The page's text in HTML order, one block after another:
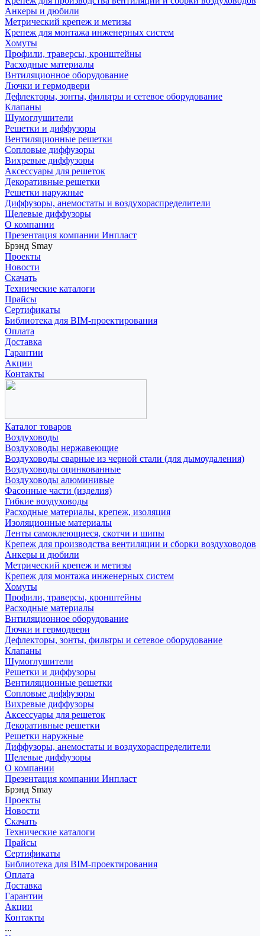
Анкеры и дюбили
Метрический крепеж и метизы
Крепеж для монтажа инженерных систем
Хомуты
Профили, траверсы, кронштейны
Расходные материалы
Внтиляционное оборудование
Лючки и гермодвери
Дефлекторы, зонты, фильтры и сетевое оборудование
Клапаны
Шумоглушители
Решетки и диффузоры
Вентиляционные решетки
Сопловые диффузоры
Вихревые диффузоры
Аксессуары для решеток
Декоративные решетки
Решетки наружные
Диффузоры, анемостаты и воздухораспределители
Щелевые диффузоры
О компании
Презентация компании Инпласт
Брэнд Smay
Проекты
Новости
Скачать
Технические каталоги
Прайсы
Сертификаты
Библиотека для BIM-проектирования
Оплата
Доставка
Гарантии
Акции
Контакты
Каталог товаров
Воздуховоды
Воздуховоды нержавеющие
Воздуховоды сварные из черной стали (для дымоудаления)
Воздуховоды оцинкованные
Воздуховоды алюминивые
Фасонные части (изделия)
Гибкие воздуховоды
Расходные материалы, крепеж, изоляция
Изоляционные материалы
Ленты самоклеющиеся, скотчи и шипы
Крепеж для производства вентиляции и сборки воздуховодов
Анкеры и дюбили
Метрический крепеж и метизы
Крепеж для монтажа инженерных систем
Хомуты
Профили, траверсы, кронштейны
Расходные материалы
Внтиляционное оборудование
Лючки и гермодвери
Дефлекторы, зонты, фильтры и сетевое оборудование
Клапаны
Шумоглушители
Решетки и диффузоры
Вентиляционные решетки
Сопловые диффузоры
Вихревые диффузоры
Аксессуары для решеток
Декоративные решетки
Решетки наружные
Диффузоры, анемостаты и воздухораспределители
Щелевые диффузоры
О компании
Презентация компании Инпласт
Брэнд Smay
Проекты
Новости
Скачать
Технические каталоги
Прайсы
Сертификаты
Библиотека для BIM-проектирования
Оплата
Доставка
Гарантии
Акции
Контакты
...